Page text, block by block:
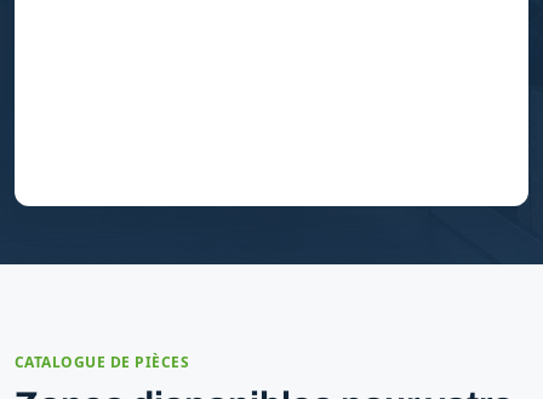
CATALOGUE DE PIÈCES